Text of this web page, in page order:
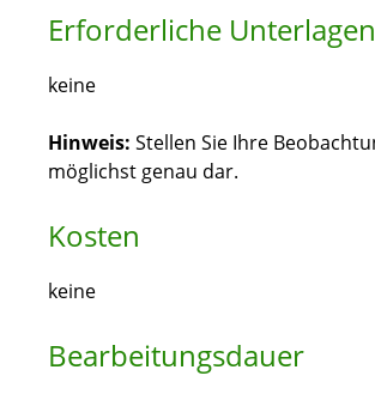
Erforderliche Unterlagen
keine
Hinweis: Stellen Sie Ihre
möglichst genau dar.
Kosten
keine
Bearbeitungsdauer